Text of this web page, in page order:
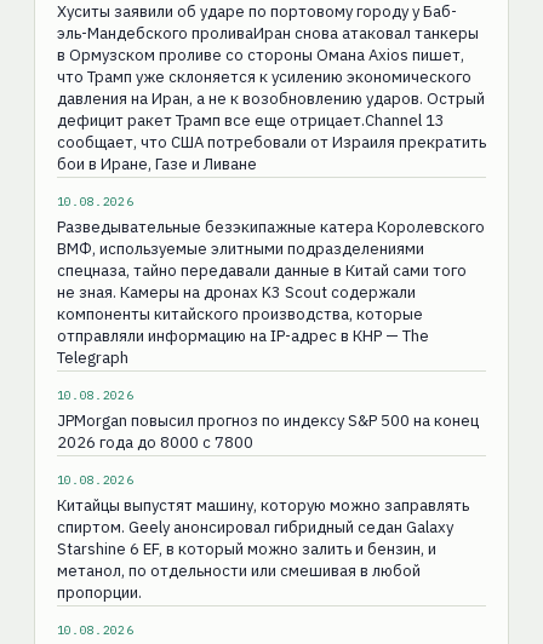
Хуситы заявили об ударе по портовому городу у Баб-
эль-Мандебского проливаИран снова атаковал танкеры
в Ормузском проливе со стороны Омана Axios пишет,
что Трамп уже склоняется к усилению экономического
давления на Иран, а не к возобновлению ударов. Острый
дефицит ракет Трамп все еще отрицает.Channel 13
сообщает, что США потребовали от Израиля прекратить
бои в Иране, Газе и Ливане
10.08.2026
Разведывательные безэкипажные катера Королевского
ВМФ, используемые элитными подразделениями
спецназа, тайно передавали данные в Китай сами того
не зная. Камеры на дронах K3 Scout содержали
компоненты китайского производства, которые
отправляли информацию на IP-адрес в КНР — The
Telegraph
10.08.2026
JPMorgan повысил прогноз по индексу S&P 500 на конец
2026 года до 8000 с 7800
10.08.2026
Китайцы выпустят машину, которую можно заправлять
спиртом. Geely анонсировал гибридный седан Galaxy
Starshine 6 EF, в который можно залить и бензин, и
метанол, по отдельности или смешивая в любой
пропорции.
10.08.2026